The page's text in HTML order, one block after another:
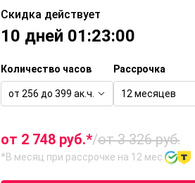
Скидка действует
10 дней 01:23:00
Количество часов
от 256 до 399 ак.ч.
Рассрочка
12 месяцев
от 2 748 руб.*/от 3 326 руб.
*В месяц при рассрочке на 12 мес.